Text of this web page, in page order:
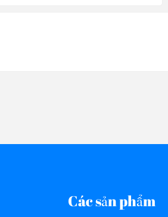
Các sản phẩm